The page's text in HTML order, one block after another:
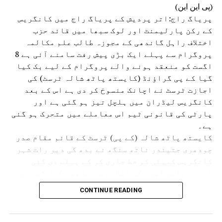
208واں یوم پیدائش
(پی این این)
پریاگ راج:اتر پردیش کے پریاگ راج میں کانگریس
کے رکن پارلیمنٹ اور لوک سبھا میں قائد حزب
اختلاف راہل گاندھی کے مجوزہ طالب علم مکالمہ
پروگرام سے پہلے ایک بڑی پیش رفت سامنے آئی ہے 8
اگست کو منعقد ہونے والے پروگرام کے لیے بک کیا
گیا کے پی گراؤنڈ (کایستھ پاٹھ شالہ ٹرسٹ) کی
اجازت ٹرسٹ نے اچانک منسوخ کر دی ہے اس کے بعد
کانگریس لیڈران میں ہلچل تیز ہو گئی ہے اور
پارٹی کی قانونی ٹیم اس معاملے میں متحرک ہو گئی
ہے۔
کایستھ پاٹھ شالہ (کے پی) ٹرسٹ کے قائم مقام صدر
چودھری جتیندر ناتھ سنگھ نے بدھ کی دیر رات شہر
کہ مجوزہ پروگرام سے ٹرسٹ سے وابستہ دو اسکولوں
کی تعلیمی سرگرمیاں متاثر ہوں گی اور طلبہ کی
CONTINUE READING